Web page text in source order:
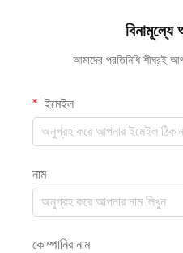
আমাদের প্রতিনিধি শীঘ্রই
ইমেইল
নাম
কোম্পানির নাম